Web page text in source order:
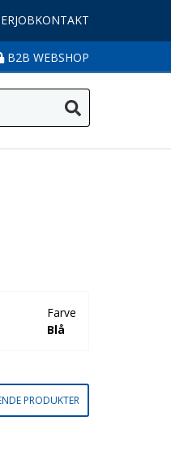
JOBKONTAKT
B2B WEBSHOP
Farve
Blå
PRODUKTER